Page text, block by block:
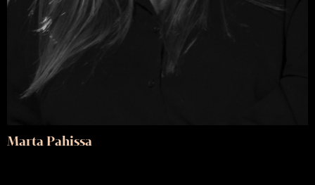
Marta Pahissa